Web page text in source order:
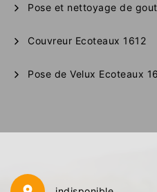
Pose et nettoyage de
Couvreur Ecoteaux 1612
Pose de Velux Ecoteaux